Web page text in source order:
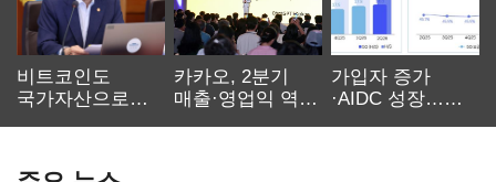
비트코인도
국가자산으로…'
카카오, 2분기
매출·영업익 역대
가입자 증가
·AIDC 성장…